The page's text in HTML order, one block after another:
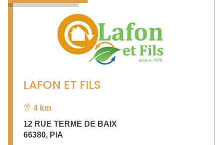
LAFON ET FILS
4 km
12 RUE TERME DE BAIX
66380, PIA